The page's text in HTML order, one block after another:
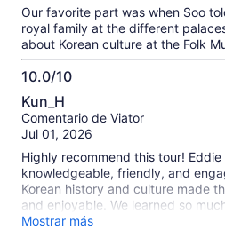
Our favorite part was when Soo
royal family at the different
about Korean culture at the Folk
10.0/10
10.0
de
10
Kun_H
Comentario de Viator
Jul 01, 2026
Highly recommend this tour!
knowledgeable, friendly, and
Korean history and culture made
and enjoyable. We learned so
time. Definitely worth it!
Mostrar más